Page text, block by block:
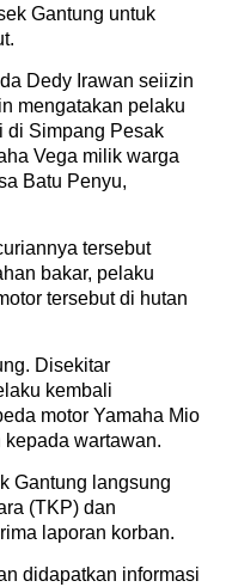
Gantung untuk
Dedy Irawan seiizin
mengatakan pelaku
di Simpang Pesak
Vega milik warga
Batu Penyu,
tersebut
bakar, pelaku
tersebut di hutan
Disekitar
kembali
motor Yamaha Mio
kepada wartawan.
Gantung langsung
(TKP) dan
laporan korban.
didapatkan informasi